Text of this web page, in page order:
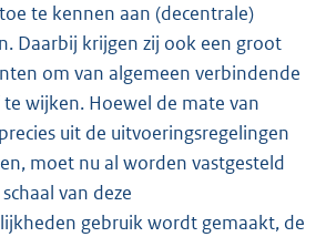
te kennen aan (decentrale)
Daarbij krijgen zij ook een groot
om van algemeen verbindende
wijken. Hoewel de mate van
uit de uitvoeringsregelingen
moet nu al worden vastgesteld
van deze
gebruik wordt gemaakt, de